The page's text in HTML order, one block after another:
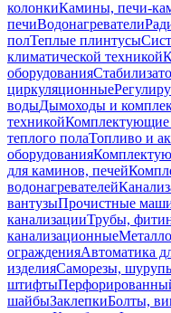
колонкиКамины, печи-
печиВодонагреватели
полТеплые плинтусы
климатической техникой
оборудования
циркуляционные
водыДымоходы и
техникойКомплектующие
теплого полаТопливо и
оборудования
для каминов, печей
водонагревателей
вантузыПрочистные
канализацииТрубы,
канализационные
огражденияАвтоматика
изделияСаморезы,
штифты
шайбыЗаклепкиБолты,